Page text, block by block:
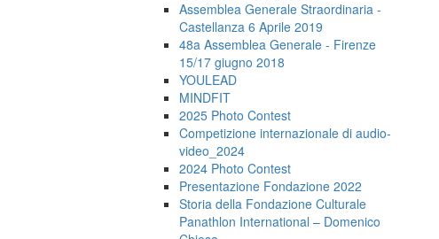
Assemblea Generale Straordinaria -
Castellanza 6 Aprile 2019
48a Assemblea Generale - Firenze
15/17 giugno 2018
YOULEAD
MINDFIT
2025 Photo Contest
Competizione internazionale di audio-
video_2024
2024 Photo Contest
Presentazione Fondazione 2022
Storia della Fondazione Culturale
Panathlon International – Domenico